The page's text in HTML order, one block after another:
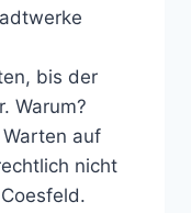
bis der
Warum?
auf
nicht